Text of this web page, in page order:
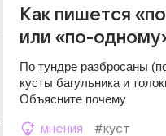
Как пишется
или «по-
По тундре разбросаны
кусты багульника и
Объясните почему
мнения #куст